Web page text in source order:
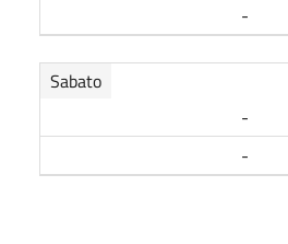
-
Sabato
-
-